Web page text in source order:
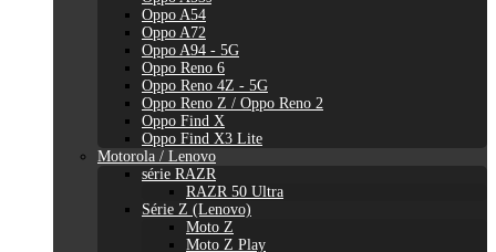
Oppo A54
Oppo A72
Oppo A94 - 5G
Oppo Reno 6
Oppo Reno 4Z - 5G
Oppo Reno Z / Oppo Reno 2
Oppo Find X
Oppo Find X3 Lite
Motorola / Lenovo
série RAZR
RAZR 50 Ultra
Série Z (Lenovo)
Moto Z
Moto Z Play